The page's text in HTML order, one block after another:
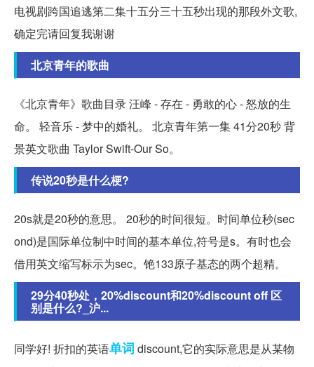
电视剧跨国追逃第二集十五分三十五秒出现的那段外文歌,
确定完请回复我谢谢
北京青年的歌曲
《北京青年》歌曲目录 汪峰 - 存在 - 勇敢的心 - 怒放的生
命。 轻音乐 - 梦中的婚礼。 北京青年第一集 41分20秒 背
景英文歌曲 Taylor Swift-Our So。
传说20秒是什么梗?
20s就是20秒的意思。 20秒的时间很短。时间单位秒(sec
ond)是国际单位制中时间的基本单位,符号是s。有时也会
借用英文缩写标示为sec。铯133原子基态的两个超精。
29分40秒处，20%discount和20%discount off 区
别是什么?_沪...
同学好! 折扣的英语单词 discount,它的实际意思是从某物